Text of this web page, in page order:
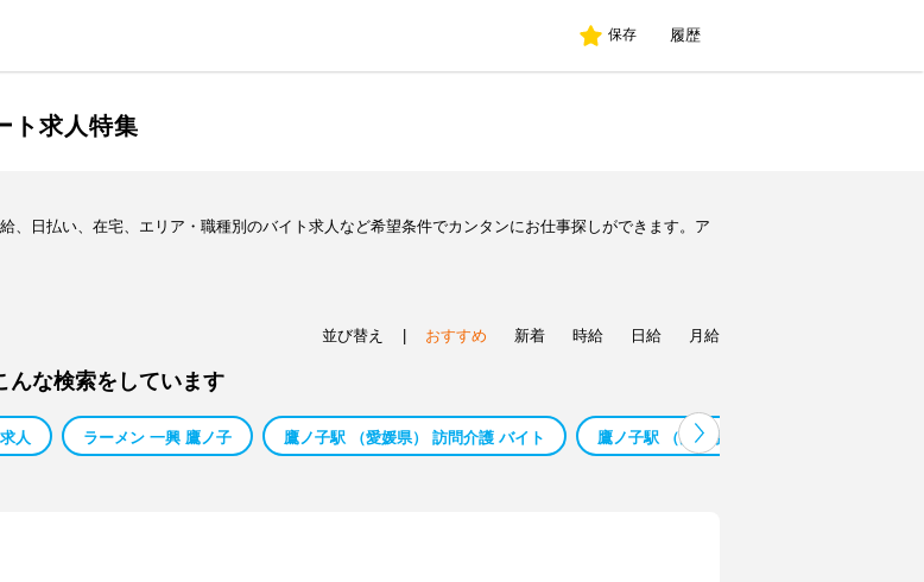
保存 履歴
ト求人特集
、日払い、在宅、エリア・職種別のバイト求人など希望条件でカンタンにお仕事探しができます。ア
並び替え おすすめ 新着 時給 日給 月給
んな検索をしています
人 ラーメン 一興 鷹ノ子 鷹ノ子駅 （愛媛県） 訪問介護 バイト 鷹ノ子駅 （愛媛県） 社会福祉士 バイト